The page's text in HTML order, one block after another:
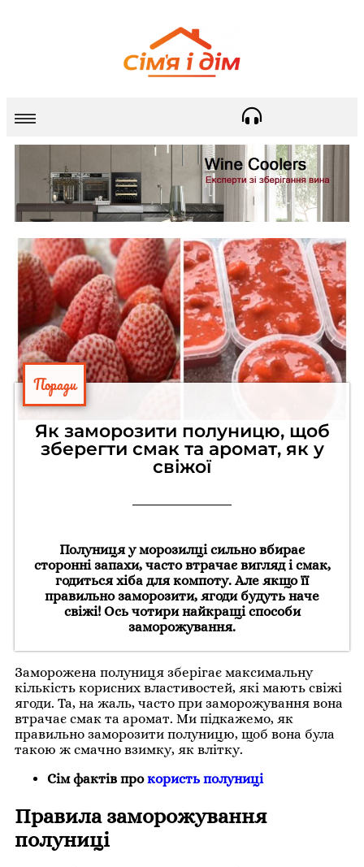
Поради
Як заморозити полуницю, щоб
зберегти смак та аромат, як у
свіжої
Полуниця у морозилці сильно вбирає
сторонні запахи, часто втрачає вигляд і смак,
годиться хіба для компоту. Але якщо її
правильно заморозити, ягоди будуть наче
свіжі! Ось чотири найкращі способи
заморожування.
Заморожена полуниця зберігає максимальну
кількість корисних властивостей, які мають свіжі
ягоди. Та, на жаль, часто при заморожування вона
втрачає смак та аромат. Ми підкажемо, як
правильно заморозити полуницю, щоб вона була
такою ж смачно взимку, як влітку.
Сім фактів прокористь полуниці
Правила заморожування
полуниці